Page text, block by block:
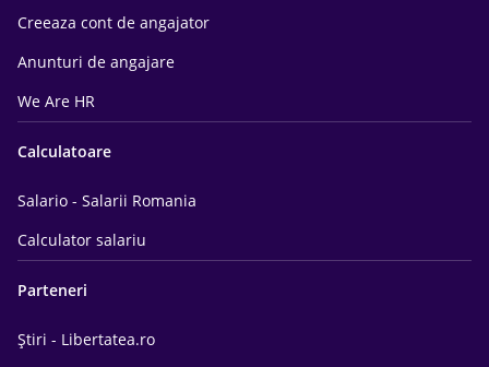
Creeaza cont de angajator
Anunturi de angajare
We Are HR
Calculatoare
Salario - Salarii Romania
Calculator salariu
Parteneri
Știri - Libertatea.ro